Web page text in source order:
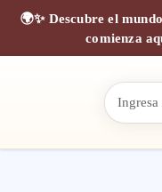
🌍✨ Descubre el
comienza